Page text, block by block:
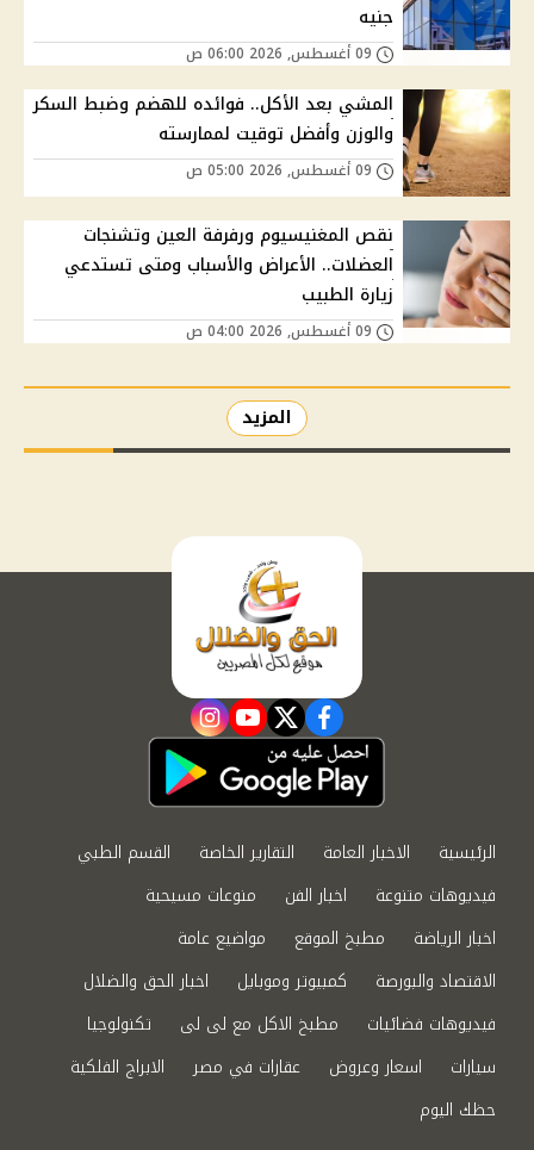
جنيه
المشي بعد الأكل.. فوائده للهضم وضبط السكر
والوزن وأفضل توقيت لممارسته
نقص المغنيسيوم ورفرفة العين وتشنجات
العضلات.. الأعراض والأسباب ومتى تستدعي
زيارة الطبيب
المزيد
facebook
twitter
youtube
instagram
الرئيسية الاخبار العامة التقارير الخاصة
القسم الطبي
فيديوهات متنوعة
اخبار الفن
منوعات مسيحية
اخبار الرياضة
مطبخ الموقع
مواضيع عامة
الاقتصاد والبورصة
كمبيوتر وموبايل
اخبار الحق والضلال
فيديوهات فضائيات
مطبخ الاكل مع لى لى
تكنولوجيا
سيارات
اسعار وعروض عقارات في مصر
الابراج الفلكية
حظك اليوم